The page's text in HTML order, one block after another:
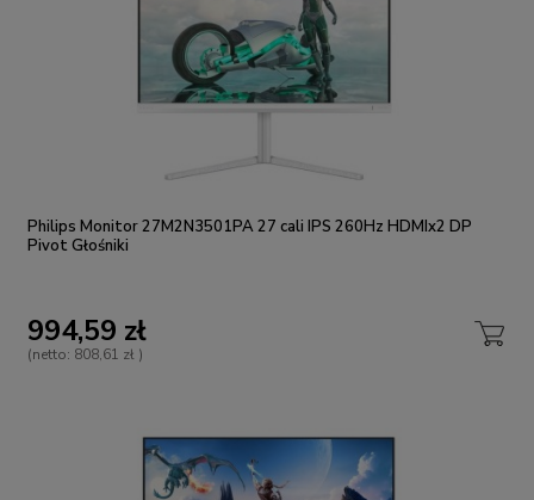
Philips Monitor 27M2N3501PA 27 cali IPS 260Hz HDMIx2 DP
Pivot Głośniki
994,59 zł
(netto: 808,61 zł )